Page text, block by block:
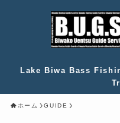
Lake Biwa Bass
ホーム GUIDE